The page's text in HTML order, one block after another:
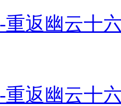
重返幽云十
重返幽云十